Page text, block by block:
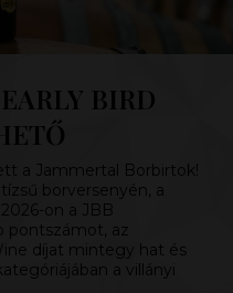
BIRD
a Jammertal Borbirtok!
borversenyén, a
on a JBB
pontszámot, az
díjat mintegy hat és
a villányi